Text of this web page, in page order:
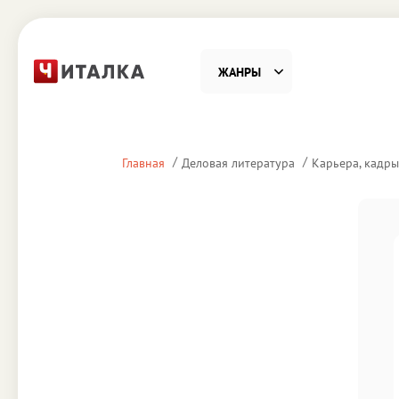
ЖАНРЫ
Главная Деловая литература Карьера, кадры